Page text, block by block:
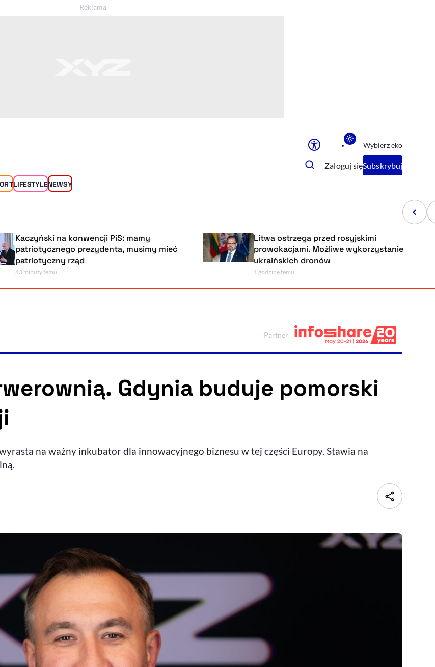
Powiększenie kursora
Ułatwienia dostępności wspierają:
Sprawdź, jak i dlaczego zwiększamy dostępność , otwiera się w nowym
Wybierz eko
Zaloguj sięSubskrybuj
LIFESTYLENEWSY
Kaczyński na konwencji PiS: mamy
patriotycznego prezydenta, musimy mieć
patriotyczny rząd
43 minuty temu
Litwa ostrzega przed rosyjskimi
prowokacjami. Możliwe wykorzystanie
ukraińskich dronów
1 godzinę temu
Partner
Gdynia buduje pomorski
na ważny inkubator dla innowacyjnego biznesu w tej części Europy. Stawia na